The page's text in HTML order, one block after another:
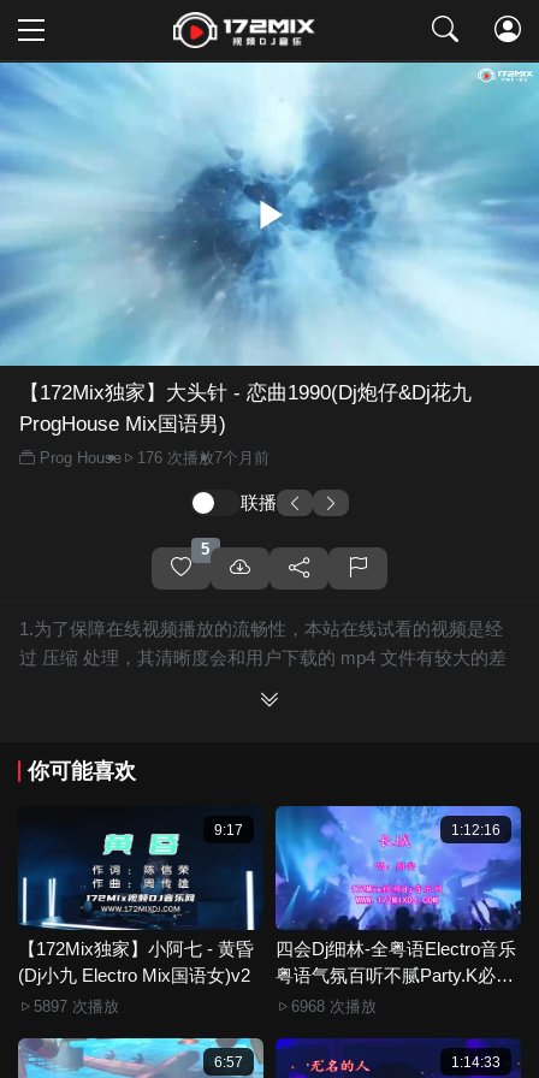
取消
【172Mix独家】大头针 - 恋曲1990(Dj炮仔&Dj花九
ProgHouse Mix国语男)
Prog House 176 次播放7个月前
联播
5
1.为了保障在线视频播放的流畅性，本站在线试看的视频是经
过 压缩 处理，其清晰度会和用户下载的 mp4 文件有较大的差
保证高清晰。
3.如果你喜欢 《【172Mix独家】大头针 - 恋曲1990(Dj炮仔&Dj
花九 ProgHouse Mix国语男)》，赶快介绍给你的朋友，一起来
分享！
4.如果您发现 《【172Mix独家】大头针 - 恋曲1990(Dj炮仔&Dj
花九 ProgHouse Mix国语男)》视频存在分类错误，清晰度不够
或无法播放的问题，请点击这里进行 我要纠错， 谢谢！
5.172Mix舞曲视频网禁止发布违规违法的信息，若您发现有相
关违规违法内容，请点击这里进行 举报投诉 ，一旦核实，平台
6.本站音视频文件部分由用户上传发布，其版权归原作者所
你可能喜欢
9:17
【172Mix独家】小阿七 - 黄昏
(Dj小九 Electro Mix国语女)v2
5897 次播放
1:12:16
四会Dj细林-全粤语Electro音乐
粤语气氛百听不腻Party.K必备
专辑172Mix串烧
6968 次播放
6:57 1:14:33